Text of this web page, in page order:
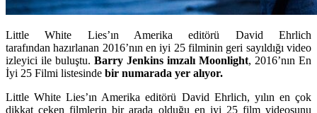
Little White Lies’ın Amerika editörü David Ehrlich
tarafından hazırlanan 2016’nın en iyi 25 filminin geri sayıldığı video
izleyici ile buluştu. Barry Jenkins imzalı Moonlight, 2016’nın En
İyi 25 Filmi listesinde bir numarada yer alıyor.
Little White Lies’ın Amerika editörü David Ehrlich, yılın en çok
dikkat çeken filmlerin bir arada olduğu en iyi 25 film videosunu